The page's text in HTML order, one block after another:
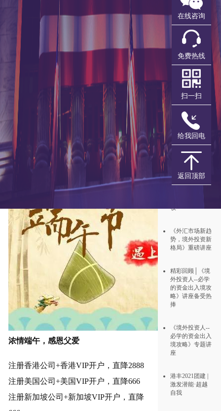
浓情端午·感恩父爱│注册
+开户直降2888！
2018.06.11
有一种记忆可以很久
有一种思念可以很长
有一双手那手心的舒适和温暖
让我们一生无法忘怀
父爱如山，恒古绵长
浓情端午，感恩父爱
注册香港公司+香港VIP开户，直降2888
注册美国公司+美国VIP开户，直降666
注册新加坡公司+新加坡VIP开户，直降
推荐
企业出海战略合
规与运营设计圆
桌论坛北京站圆
满收官
港丰集团企业出
海战略合规圆桌
论坛（上海站）
邀请函 |
4.20《新政新形
如何开拓新机
遇》专题讲座
收
《外汇市场新趋
势，境外投资新
格局》重磅讲座
精彩回顾│《境
外投资人--必学
的资金出入境攻
略》讲座备受热
捧
《境外投资人--
必学的资金出入
境攻略》专题讲
座
港丰2021团建 |
激发潜能·超越
自我
在线咨询
免费热线
扫一扫
给我回电
返回顶部